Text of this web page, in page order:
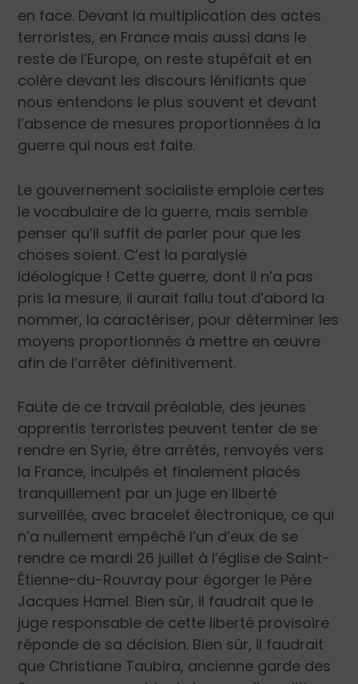
en face. Devant la multiplication des actes
terroristes, en France mais aussi dans le
reste de l’Europe, on reste stupéfait et en
colère devant les discours lénifiants que
nous entendons le plus souvent et devant
l’absence de mesures proportionnées à la
guerre qui nous est faite.
Le gouvernement socialiste emploie certes
le vocabulaire de la guerre, mais semble
penser qu’il suffit de parler pour que les
choses soient. C’est la paralysie
idéologique ! Cette guerre, dont il n’a pas
pris la mesure, il aurait fallu tout d’abord la
nommer, la caractériser, pour déterminer les
moyens proportionnés à mettre en œuvre
afin de l’arrêter définitivement.
Faute de ce travail préalable, des jeunes
apprentis terroristes peuvent tenter de se
rendre en Syrie, être arrêtés, renvoyés vers
la France, inculpés et finalement placés
tranquillement par un juge en liberté
surveillée, avec bracelet électronique, ce qui
n’a nullement empêché l’un d’eux de se
rendre ce mardi 26 juillet à l’église de Saint-
Étienne-du-Rouvray pour égorger le Père
Jacques Hamel. Bien sûr, il faudrait que le
juge responsable de cette liberté provisoire
réponde de sa décision. Bien sûr, il faudrait
que Christiane Taubira, ancienne garde des